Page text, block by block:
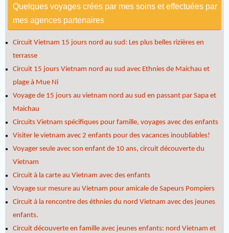
Quelques voyages crées par mes soins et effectuées par
mes agences partenaires
Circuit Vietnam 15 jours nord au sud: Les plus belles rizières en
terrasse
Circuit 15 jours Vietnam nord au sud avec Ethnies de Maichau et
plage à Mue Ni
Voyage de 15 jours au vietnam nord au sud en passant par Sapa et
Maichau
Circuits Vietnam spécifiques pour famille, voyages avec des enfants
Visiter le vietnam avec 2 enfants pour des vacances inoubliables!
Voyager seule avec son enfant de 10 ans, circuit découverte du
Vietnam
Circuit à la carte au Vietnam avec des enfants
Voyage sur mesure au Vietnam pour amicale de Sapeurs Pompiers
Circuit à la rencontre des éthnies du nord Vietnam avec des jeunes
enfants.
Circuit découverte en famille avec jeunes enfants: nord Vietnam et